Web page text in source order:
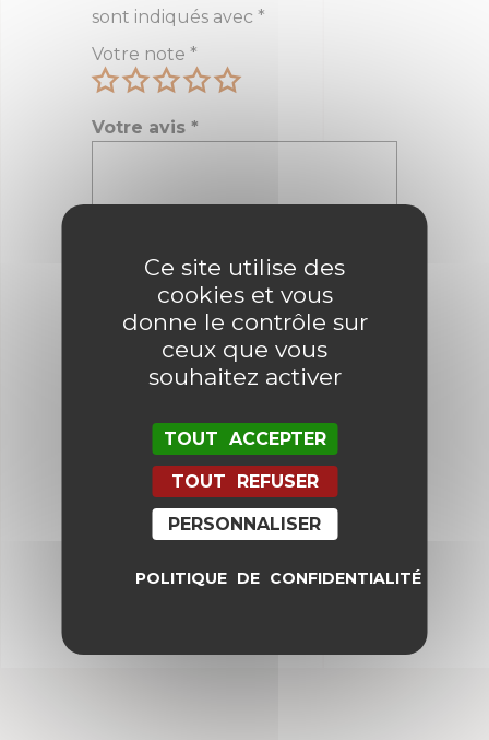
sont indiqués avec *
Votre note *
Votre avis *
Enregistrer mon nom, mon e-mail
et mon site dans le navigateur
pour mon prochain commentaire.
Ce site utilise des
cookies et vous
donne le contrôle sur
ceux que vous
souhaitez activer
TOUT ACCEPTER
TOUT REFUSER
PERSONNALISER
POLITIQUE DE CONFIDENTIALITÉ